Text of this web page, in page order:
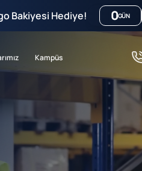
Bakiyesi Hediye! 0GÜN
Kampüs